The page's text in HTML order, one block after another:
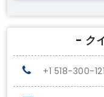
- ク
+1 518-300-